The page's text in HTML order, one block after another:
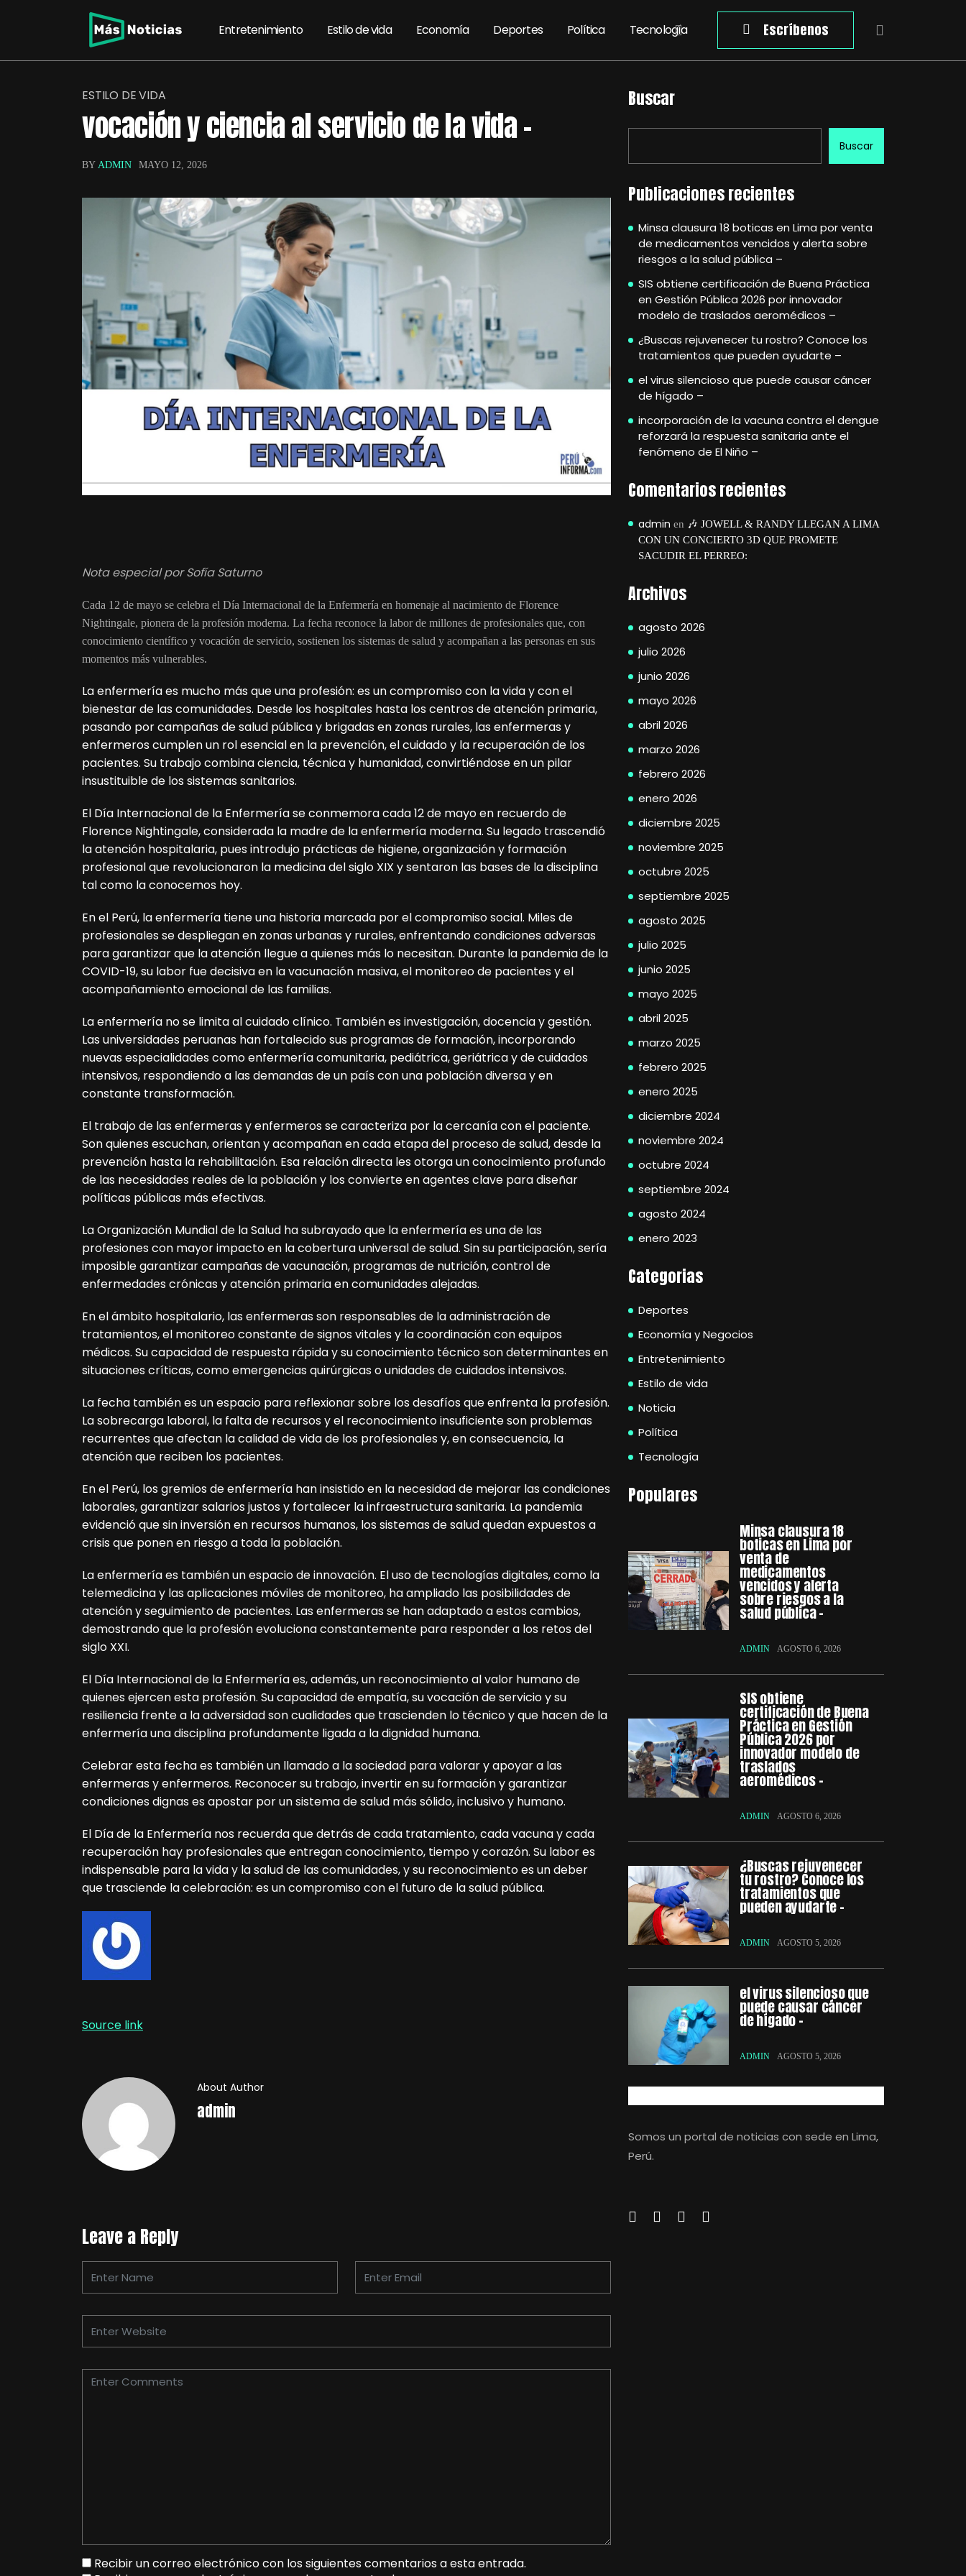
Entretenimiento Estilo de vida Economía Deportes Política Tecnología Escríbenos
ESTILO DE VIDA
vocación y ciencia al servicio de la vida –
BY ADMIN MAYO 12, 2026
Nota especial por Sofía Saturno
Cada 12 de mayo se celebra el Día Internacional de la Enfermería en homenaje al nacimiento de Florence
Nightingale, pionera de la profesión moderna. La fecha reconoce la labor de millones de profesionales que, con
conocimiento científico y vocación de servicio, sostienen los sistemas de salud y acompañan a las personas en sus
momentos más vulnerables.
La enfermería es mucho más que una profesión: es un compromiso con la vida y con el
bienestar de las comunidades. Desde los hospitales hasta los centros de atención primaria,
pasando por campañas de salud pública y brigadas en zonas rurales, las enfermeras y
enfermeros cumplen un rol esencial en la prevención, el cuidado y la recuperación de los
pacientes. Su trabajo combina ciencia, técnica y humanidad, convirtiéndose en un pilar
insustituible de los sistemas sanitarios.
El Día Internacional de la Enfermería se conmemora cada 12 de mayo en recuerdo de
Florence Nightingale, considerada la madre de la enfermería moderna. Su legado trascendió
la atención hospitalaria, pues introdujo prácticas de higiene, organización y formación
profesional que revolucionaron la medicina del siglo XIX y sentaron las bases de la disciplina
tal como la conocemos hoy.
En el Perú, la enfermería tiene una historia marcada por el compromiso social. Miles de
profesionales se despliegan en zonas urbanas y rurales, enfrentando condiciones adversas
para garantizar que la atención llegue a quienes más lo necesitan. Durante la pandemia de la
COVID-19, su labor fue decisiva en la vacunación masiva, el monitoreo de pacientes y el
acompañamiento emocional de las familias.
La enfermería no se limita al cuidado clínico. También es investigación, docencia y gestión.
Las universidades peruanas han fortalecido sus programas de formación, incorporando
nuevas especialidades como enfermería comunitaria, pediátrica, geriátrica y de cuidados
intensivos, respondiendo a las demandas de un país con una población diversa y en
constante transformación.
El trabajo de las enfermeras y enfermeros se caracteriza por la cercanía con el paciente.
Son quienes escuchan, orientan y acompañan en cada etapa del proceso de salud, desde la
prevención hasta la rehabilitación. Esa relación directa les otorga un conocimiento profundo
de las necesidades reales de la población y los convierte en agentes clave para diseñar
políticas públicas más efectivas.
La Organización Mundial de la Salud ha subrayado que la enfermería es una de las
profesiones con mayor impacto en la cobertura universal de salud. Sin su participación, sería
imposible garantizar campañas de vacunación, programas de nutrición, control de
enfermedades crónicas y atención primaria en comunidades alejadas.
En el ámbito hospitalario, las enfermeras son responsables de la administración de
tratamientos, el monitoreo constante de signos vitales y la coordinación con equipos
médicos. Su capacidad de respuesta rápida y su conocimiento técnico son determinantes en
situaciones críticas, como emergencias quirúrgicas o unidades de cuidados intensivos.
La fecha también es un espacio para reflexionar sobre los desafíos que enfrenta la profesión.
La sobrecarga laboral, la falta de recursos y el reconocimiento insuficiente son problemas
recurrentes que afectan la calidad de vida de los profesionales y, en consecuencia, la
atención que reciben los pacientes.
En el Perú, los gremios de enfermería han insistido en la necesidad de mejorar las condiciones
laborales, garantizar salarios justos y fortalecer la infraestructura sanitaria. La pandemia
evidenció que sin inversión en recursos humanos, los sistemas de salud quedan expuestos a
crisis que ponen en riesgo a toda la población.
La enfermería es también un espacio de innovación. El uso de tecnologías digitales, como la
telemedicina y las aplicaciones móviles de monitoreo, ha ampliado las posibilidades de
atención y seguimiento de pacientes. Las enfermeras se han adaptado a estos cambios,
demostrando que la profesión evoluciona constantemente para responder a los retos del
siglo XXI.
El Día Internacional de la Enfermería es, además, un reconocimiento al valor humano de
quienes ejercen esta profesión. Su capacidad de empatía, su vocación de servicio y su
resiliencia frente a la adversidad son cualidades que trascienden lo técnico y que hacen de la
enfermería una disciplina profundamente ligada a la dignidad humana.
Celebrar esta fecha es también un llamado a la sociedad para valorar y apoyar a las
enfermeras y enfermeros. Reconocer su trabajo, invertir en su formación y garantizar
condiciones dignas es apostar por un sistema de salud más sólido, inclusivo y humano.
El Día de la Enfermería nos recuerda que detrás de cada tratamiento, cada vacuna y cada
recuperación hay profesionales que entregan conocimiento, tiempo y corazón. Su labor es
indispensable para la vida y la salud de las comunidades, y su reconocimiento es un deber
que trasciende la celebración: es un compromiso con el futuro de la salud pública.
Source link
About Author
admin
Leave a Reply
Recibir un correo electrónico con los siguientes comentarios a esta entrada.
Buscar
Buscar
Publicaciones recientes
Minsa clausura 18 boticas en Lima por venta
de medicamentos vencidos y alerta sobre
riesgos a la salud pública –
SIS obtiene certificación de Buena Práctica
en Gestión Pública 2026 por innovador
modelo de traslados aeromédicos –
¿Buscas rejuvenecer tu rostro? Conoce los
tratamientos que pueden ayudarte –
el virus silencioso que puede causar cáncer
de hígado –
incorporación de la vacuna contra el dengue
reforzará la respuesta sanitaria ante el
fenómeno de El Niño –
Comentarios recientes
admin en 🎶 JOWELL & RANDY LLEGAN A LIMA
CON UN CONCIERTO 3D QUE PROMETE
SACUDIR EL PERREO:
Archivos
agosto 2026
julio 2026
junio 2026
mayo 2026
abril 2026
marzo 2026
febrero 2026
enero 2026
diciembre 2025
noviembre 2025
octubre 2025
septiembre 2025
agosto 2025
julio 2025
junio 2025
mayo 2025
abril 2025
marzo 2025
febrero 2025
enero 2025
diciembre 2024
noviembre 2024
octubre 2024
septiembre 2024
agosto 2024
enero 2023
Categorias
Deportes
Economía y Negocios
Entretenimiento
Estilo de vida
Noticia
Política
Tecnología
Populares
Minsa clausura 18
boticas en Lima por
venta de
medicamentos
vencidos y alerta
sobre riesgos a la
salud pública –
ADMIN AGOSTO 6, 2026
SIS obtiene
certificación de Buena
Práctica en Gestión
Pública 2026 por
innovador modelo de
traslados
aeromédicos –
ADMIN AGOSTO 6, 2026
¿Buscas rejuvenecer
tu rostro? Conoce los
tratamientos que
pueden ayudarte –
ADMIN AGOSTO 5, 2026
el virus silencioso que
puede causar cáncer
de hígado –
ADMIN AGOSTO 5, 2026
Somos un portal de noticias con sede en Lima,
Perú.